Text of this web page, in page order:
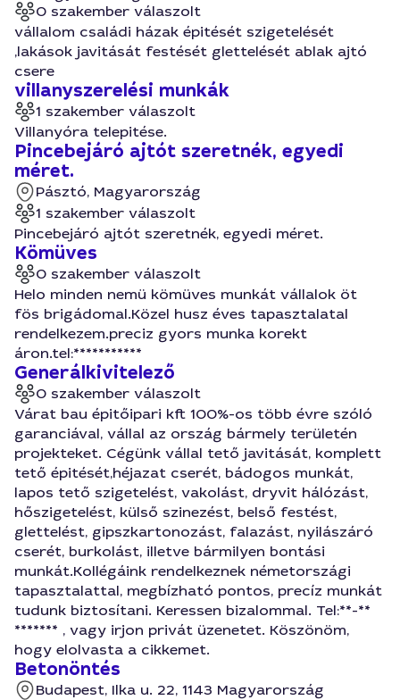
0 szakember válaszolt
vállalom családi házak épitését szigetelését
,lakások javitását festését glettelését ablak ajtó
csere
villanyszerelési munkák
1 szakember válaszolt
Villanyóra telepitése.
Pincebejáró ajtót szeretnék, egyedi
méret.
Pásztó, Magyarország
1 szakember válaszolt
Pincebejáró ajtót szeretnék, egyedi méret.
Kömüves
0 szakember válaszolt
Helo minden nemü kömüves munkát vállalok öt
fös brigádomal.Közel husz éves tapasztalatal
rendelkezem.preciz gyors munka korekt
áron.tel:***********
Generálkivitelező
0 szakember válaszolt
Várat bau épitőipari kft 100%-os több évre szóló
garanciával, vállal az ország bármely területén
projekteket. Cégünk vállal tető javitását, komplett
tető épitését,héjazat cserét, bádogos munkát,
lapos tető szigetelést, vakolást, dryvit hálózást,
hőszigetelést, külső szinezést, belső festést,
glettelést, gipszkartonozást, falazást, nyilászáró
cserét, burkolást, illetve bármilyen bontási
munkát.Kollégáink rendelkeznek németországi
tapasztalattal, megbízható pontos, precíz munkát
tudunk biztosítani. Keressen bizalommal. Tel:**-**
******* , vagy irjon privát üzenetet. Köszönöm,
hogy elolvasta a cikkemet.
Betonöntés
Budapest, Ilka u. 22, 1143 Magyarország